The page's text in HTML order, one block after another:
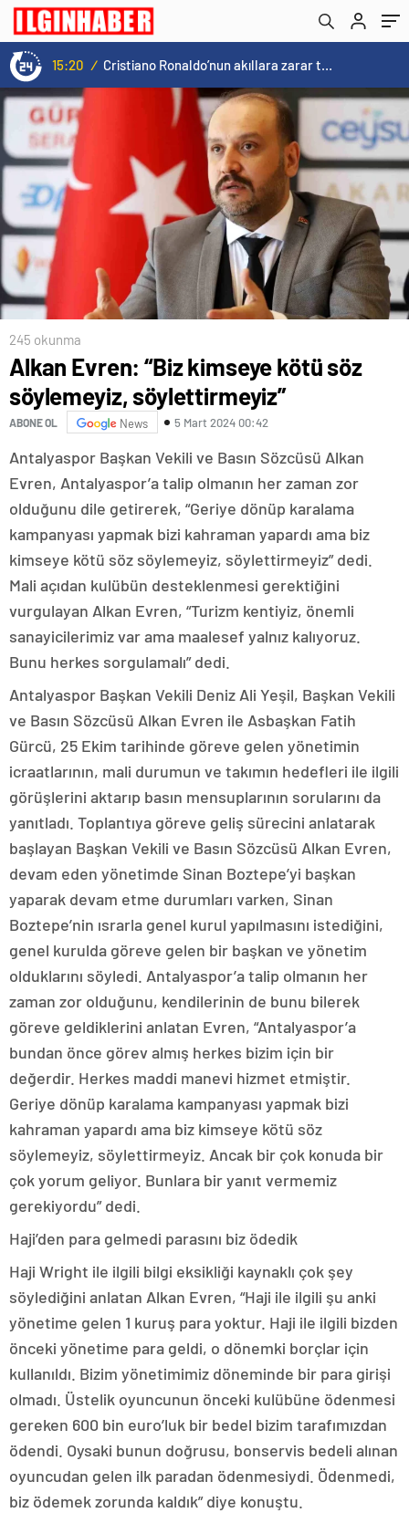
15:20 / Cristiano Ronaldo’nun akıllara zarar tüm kariyerinin istatistiğini çıkardık !
245 okunma
Alkan Evren: “Biz kimseye kötü söz
söylemeyiz, söylettirmeyiz”
ABONE OL News 5 Mart 2024 00:42
Antalyaspor Başkan Vekili ve Basın Sözcüsü Alkan
Evren, Antalyaspor’a talip olmanın her zaman zor
olduğunu dile getirerek, “Geriye dönüp karalama
kampanyası yapmak bizi kahraman yapardı ama biz
kimseye kötü söz söylemeyiz, söylettirmeyiz” dedi.
Mali açıdan kulübün desteklenmesi gerektiğini
vurgulayan Alkan Evren, “Turizm kentiyiz, önemli
sanayicilerimiz var ama maalesef yalnız kalıyoruz.
Bunu herkes sorgulamalı” dedi.
Antalyaspor Başkan Vekili Deniz Ali Yeşil, Başkan Vekili
ve Basın Sözcüsü Alkan Evren ile Asbaşkan Fatih
Gürcü, 25 Ekim tarihinde göreve gelen yönetimin
icraatlarının, mali durumun ve takımın hedefleri ile ilgili
görüşlerini aktarıp basın mensuplarının sorularını da
yanıtladı. Toplantıya göreve geliş sürecini anlatarak
başlayan Başkan Vekili ve Basın Sözcüsü Alkan Evren,
devam eden yönetimde Sinan Boztepe’yi başkan
yaparak devam etme durumları varken, Sinan
Boztepe’nin ısrarla genel kurul yapılmasını istediğini,
genel kurulda göreve gelen bir başkan ve yönetim
olduklarını söyledi. Antalyaspor’a talip olmanın her
zaman zor olduğunu, kendilerinin de bunu bilerek
göreve geldiklerini anlatan Evren, “Antalyaspor’a
bundan önce görev almış herkes bizim için bir
değerdir. Herkes maddi manevi hizmet etmiştir.
Geriye dönüp karalama kampanyası yapmak bizi
kahraman yapardı ama biz kimseye kötü söz
söylemeyiz, söylettirmeyiz. Ancak bir çok konuda bir
çok yorum geliyor. Bunlara bir yanıt vermemiz
gerekiyordu” dedi.
Haji’den para gelmedi parasını biz ödedik
Haji Wright ile ilgili bilgi eksikliği kaynaklı çok şey
söylediğini anlatan Alkan Evren, “Haji ile ilgili şu anki
yönetime gelen 1 kuruş para yoktur. Haji ile ilgili bizden
önceki yönetime para geldi, o dönemki borçlar için
kullanıldı. Bizim yönetimimiz döneminde bir para girişi
olmadı. Üstelik oyuncunun önceki kulübüne ödenmesi
gereken 600 bin euro’luk bir bedel bizim tarafımızdan
ödendi. Oysaki bunun doğrusu, bonservis bedeli alınan
oyuncudan gelen ilk paradan ödenmesiydi. Ödenmedi,
biz ödemek zorunda kaldık” diye konuştu.
yetiştirmeli